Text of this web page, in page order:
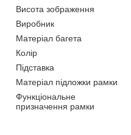
Висота зображення
Виробник
Матеріал багета
Колір
Підставка
Матеріал підложки рамки
Функціональне
призначення рамки